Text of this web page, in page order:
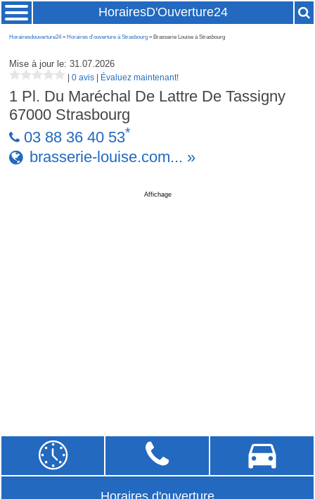
HorairesD'Ouverture24
Horairesdouverture24» Horaires d'ouverture à Strasbourg » Brasserie Louise à Strasbourg
Mise à jour le: 31.07.2026
|0 avis Évaluez maintenant!
1 Pl. Du Maréchal De Lattre De Tassigny
67000 Strasbourg
03 88 36 40 53*
brasserie-louise.com... »
Affichage
Horaires d'ouverture